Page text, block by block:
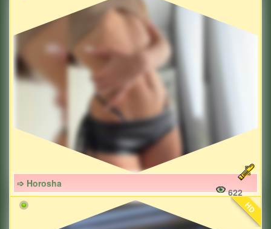
➩ Horosha
622
HD